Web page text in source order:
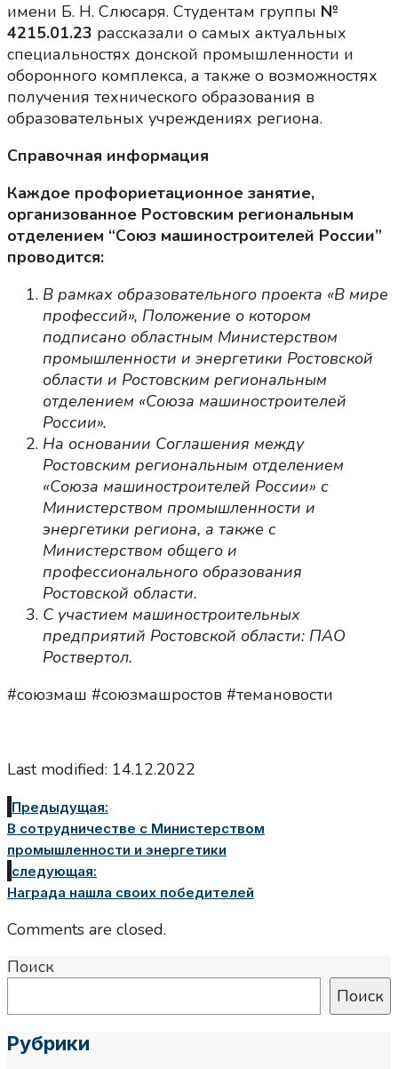
имени Б. Н. Слюсаря. Студентам группы №
4215.01.23 рассказали о самых актуальных
специальностях донской промышленности и
оборонного комплекса, а также о возможностях
получения технического образования в
образовательных учреждениях региона.
Справочная информация
Каждое профориетационное занятие,
организованное Ростовским региональным
отделением “Союз машиностроителей России”
проводится:
В рамках образовательного проекта «В мире
профессий», Положение о котором
подписано областным Министерством
промышленности и энергетики Ростовской
области и Ростовским региональным
отделением «Союза машиностроителей
России».
На основании Соглашения между
Ростовским региональным отделением
«Союза машиностроителей России» с
Министерством промышленности и
энергетики региона, а также с
Министерством общего и
профессионального образования
Ростовской области.
С участием машиностроительных
предприятий Ростовской области: ПАО
Роствертол.
#союзмаш #союзмашростов #темановости
Last modified: 14.12.2022
Предыдущая:
В сотрудничестве с Министерством
промышленности и энергетики
следующая:
Награда нашла своих победителей
Comments are closed.
Поиск
Поиск
Рубрики